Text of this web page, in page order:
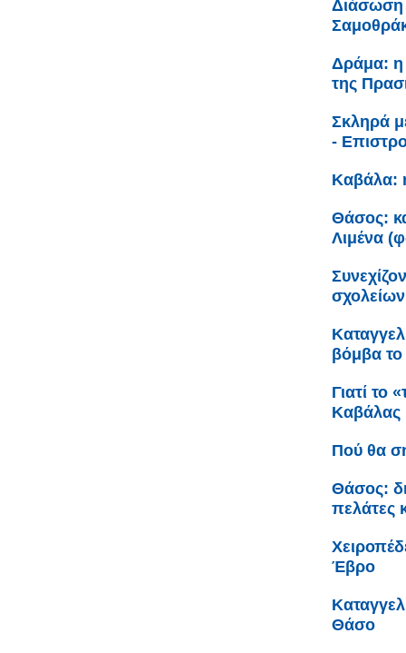
Διάσωση
Δράμα: η
της
Σκληρά
-
Καβάλα:
Θάσος:
Λιμένα
βόμβα το
Γιατί το
Καβάλας
Πού θα
Θάσος:
πελάτες
Έβρο
Θάσο